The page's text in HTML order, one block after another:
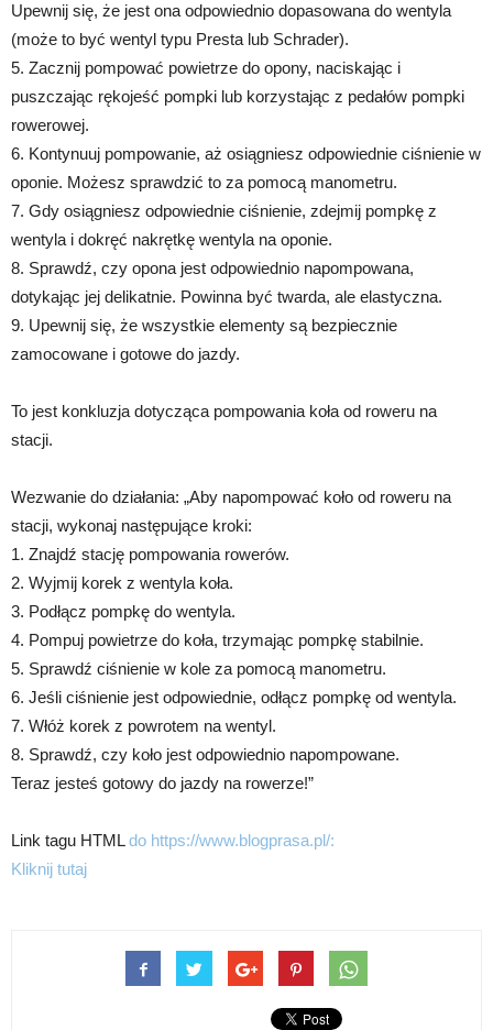
Upewnij się, że jest ona odpowiednio dopasowana do wentyla
(może to być wentyl typu Presta lub Schrader).
5. Zacznij pompować powietrze do opony, naciskając i
puszczając rękojeść pompki lub korzystając z pedałów pompki
rowerowej.
6. Kontynuuj pompowanie, aż osiągniesz odpowiednie ciśnienie w
oponie. Możesz sprawdzić to za pomocą manometru.
7. Gdy osiągniesz odpowiednie ciśnienie, zdejmij pompkę z
wentyla i dokręć nakrętkę wentyla na oponie.
8. Sprawdź, czy opona jest odpowiednio napompowana,
dotykając jej delikatnie. Powinna być twarda, ale elastyczna.
9. Upewnij się, że wszystkie elementy są bezpiecznie
zamocowane i gotowe do jazdy.
To jest konkluzja dotycząca pompowania koła od roweru na
stacji.
Wezwanie do działania: „Aby napompować koło od roweru na
stacji, wykonaj następujące kroki:
1. Znajdź stację pompowania rowerów.
2. Wyjmij korek z wentyla koła.
3. Podłącz pompkę do wentyla.
4. Pompuj powietrze do koła, trzymając pompkę stabilnie.
5. Sprawdź ciśnienie w kole za pomocą manometru.
6. Jeśli ciśnienie jest odpowiednie, odłącz pompkę od wentyla.
7. Włóż korek z powrotem na wentyl.
8. Sprawdź, czy koło jest odpowiednio napompowane.
Teraz jesteś gotowy do jazdy na rowerze!”
Link tagu HTMLdo https://www.blogprasa.pl/:
Kliknij tutaj